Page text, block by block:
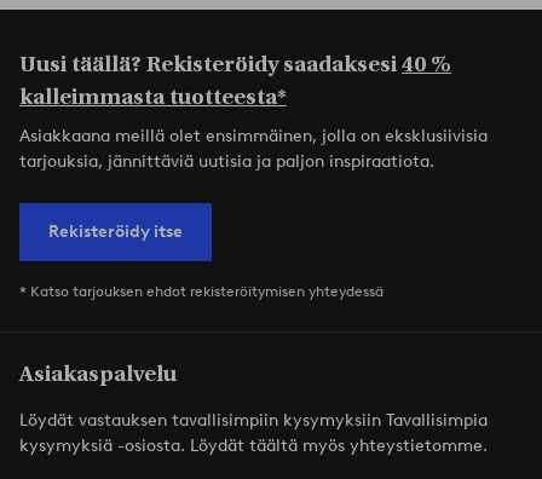
Uusi täällä? Rekisteröidy saadaksesi40 %
kalleimmasta tuotteesta*
Asiakkaana meillä olet ensimmäinen, jolla on eksklusiivisia
tarjouksia, jännittäviä uutisia ja paljon inspiraatiota.
Rekisteröidy itse
* Katso tarjouksen ehdot rekisteröitymisen yhteydessä
Asiakaspalvelu
Löydät vastauksen tavallisimpiin kysymyksiin Tavallisimpia
kysymyksiä -osiosta. Löydät täältä myös yhteystietomme.